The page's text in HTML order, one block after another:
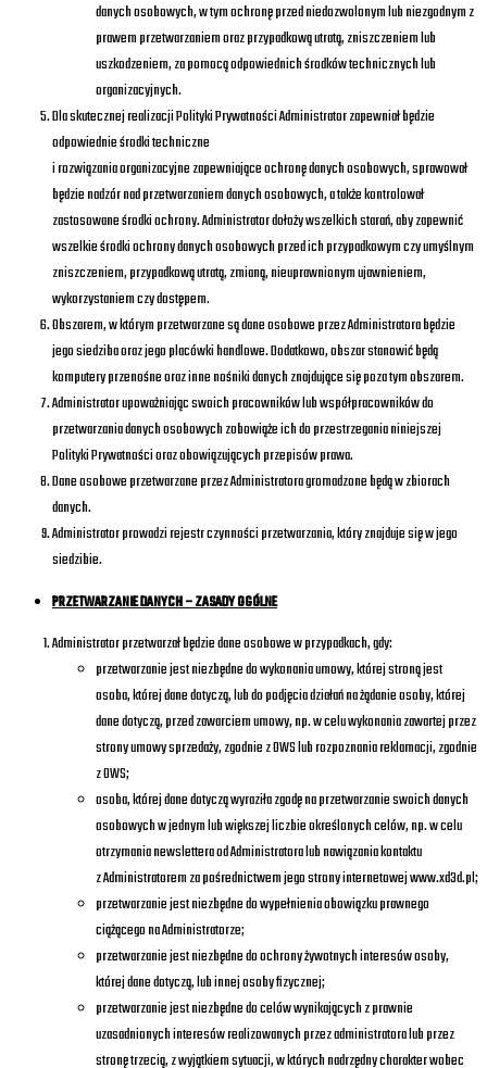
danych osobowych, w tym ochronę przed niedozwolonym lub niezgodnym z
prawem przetwarzaniem oraz przypadkową utratą, zniszczeniem lub
uszkodzeniem, za pomocą odpowiednich środków technicznych lub
organizacyjnych.
Dla skutecznej realizacji Polityki Prywatności Administrator zapewniał będzie
odpowiednie środki techniczne
i rozwiązania organizacyjne zapewniające ochronę danych osobowych, sprawował
będzie nadzór nad przetwarzaniem danych osobowych, a także kontrolował
zastosowane środki ochrony. Administrator dołoży wszelkich starań, aby zapewnić
wszelkie środki ochrony danych osobowych przed ich przypadkowym czy umyślnym
zniszczeniem, przypadkową utratą, zmianą, nieuprawnionym ujawnieniem,
wykorzystaniem czy dostępem.
Obszarem, w którym przetwarzane są dane osobowe przez Administratora będzie
jego siedziba oraz jego placówki handlowe. Dodatkowo, obszar stanowić będą
komputery przenośne oraz inne nośniki danych znajdujące się poza tym obszarem.
Administrator upoważniając swoich pracowników lub współpracowników do
przetwarzania danych osobowych zobowiąże ich do przestrzegania niniejszej
Polityki Prywatności oraz obowiązujących przepisów prawa.
Dane osobowe przetwarzane przez Administratora gromadzone będą w zbiorach
danych.
Administrator prowadzi rejestr czynności przetwarzania, który znajduje się w jego
siedzibie.
PRZETWARZANIE DANYCH – ZASADY OGÓLNE
Administrator przetwarzał będzie dane osobowe w przypadkach, gdy:
przetwarzanie jest niezbędne do wykonania umowy, której stroną jest
osoba, której dane dotyczą, lub do podjęcia działań na żądanie osoby, której
dane dotyczą, przed zawarciem umowy, np. w celu wykonania zawartej przez
strony umowy sprzedaży, zgodnie z OWS lub rozpoznania reklamacji, zgodnie
z OWS;
osoba, której dane dotyczą wyraziła zgodę na przetwarzanie swoich danych
osobowych w jednym lub większej liczbie określonych celów, np. w celu
otrzymania newslettera od Administratora lub nawiązania kontaktu
z Administratorem za pośrednictwem jego strony internetowej www.xd3d.pl;
przetwarzanie jest niezbędne do wypełnienia obowiązku prawnego
ciążącego na Administratorze;
przetwarzanie jest niezbędne do ochrony żywotnych interesów osoby,
której dane dotyczą, lub innej osoby fizycznej;
przetwarzanie jest niezbędne do celów wynikających z prawnie
uzasadnionych interesów realizowanych przez administratora lub przez
stronę trzecią, z wyjątkiem sytuacji, w których nadrzędny charakter wobec